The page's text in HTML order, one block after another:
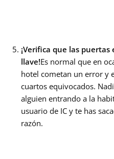
¡Verifica que las
llave!Es normal que en
hotel cometan un error y
cuartos equivocados.
alguien entrando a la
usuario de IC y te has
razón.